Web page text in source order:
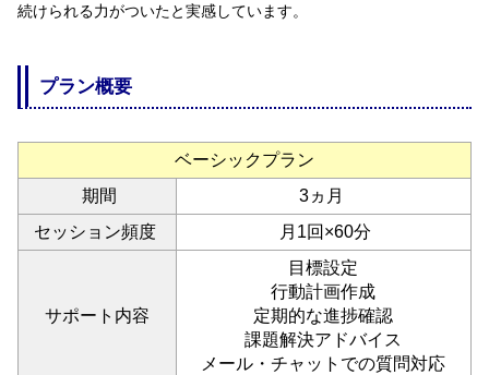
続けられる力がついたと実感しています。
プラン概要
ベーシックプラン
期間
3ヵ月
セッション頻度
月1回×60分
サポート内容
目標設定
行動計画作成
定期的な進捗確認
課題解決アドバイス
メール・チャットでの質問対応